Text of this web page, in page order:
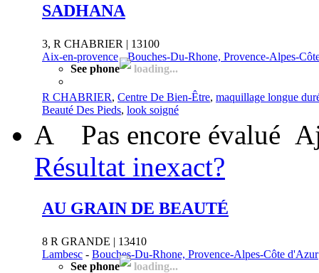
SADHANA
3, R CHABRIER | 13100
Aix-en-provence-Bouches-Du-Rhone, Provence-Alpes-
See phone
loading...
R CHABRIER, Centre De Bien-Être, maquillage longue
Beauté Des Pieds, look soigné
A Pas encore évalué
Résultat inexact?
AU GRAIN DE BEAUTÉ
8 R GRANDE | 13410
Lambesc - Bouches-Du-Rhone, Provence-Alpes-Côte d'Azur
See phone
loading...